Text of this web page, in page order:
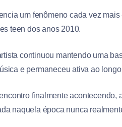
um fenômeno cada vez
teen dos anos 2010.
continuou mantendo uma
e permaneceu ativa ao
finalmente
naquela época nunca